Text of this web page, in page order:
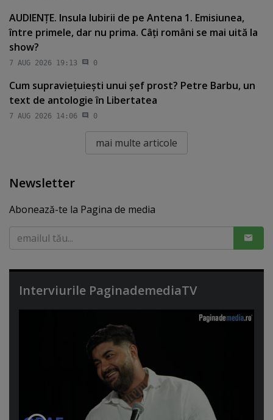
AUDIENŢE. Insula Iubirii de pe Antena 1. Emisiunea,
între primele, dar nu prima. Câţi români se mai uită la
show?
7 AUG 2026 19:13 0
Cum supravieţuieşti unui şef prost? Petre Barbu, un
text de antologie în Libertatea
7 AUG 2026 14:06 0
mai multe articole
Newsletter
Abonează-te la Pagina de media
Interviurile PaginademediaTV